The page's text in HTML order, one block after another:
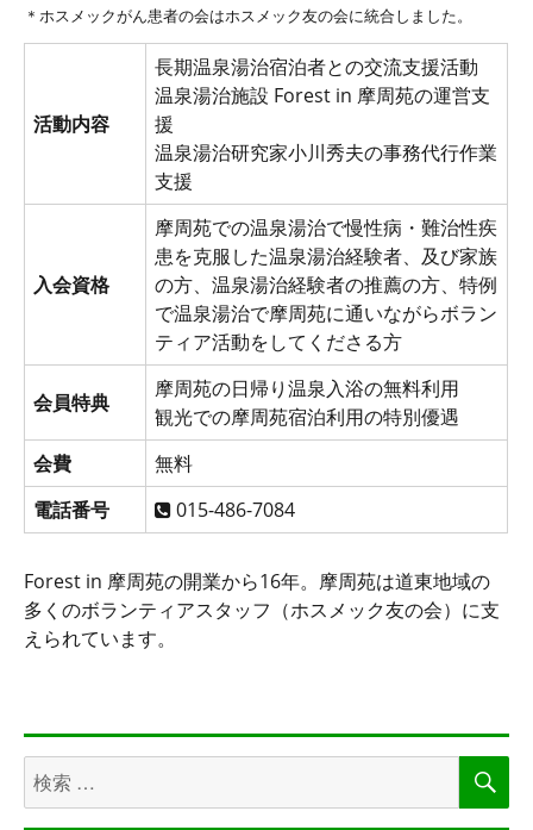
＊ホスメックがん患者の会はホスメック友の会に統合しました。
活動内容
長期温泉湯治宿泊者との交流支援活動
温泉湯治施設 Forest in 摩周苑の運営支
援
温泉湯治研究家小川秀夫の事務代行作業
支援
入会資格
摩周苑での温泉湯治で慢性病・難治性疾
患を克服した温泉湯治経験者、及び家族
の方、温泉湯治経験者の推薦の方、特例
で温泉湯治で摩周苑に通いながらボラン
ティア活動をしてくださる方
会員特典
摩周苑の日帰り温泉入浴の無料利用
観光での摩周苑宿泊利用の特別優遇
会費
無料
電話番号
015-486-7084
Forest in 摩周苑の開業から16年。摩周苑は道東地域の
多くのボランティアスタッフ（ホスメック友の会）に支
えられています。
検
索
検